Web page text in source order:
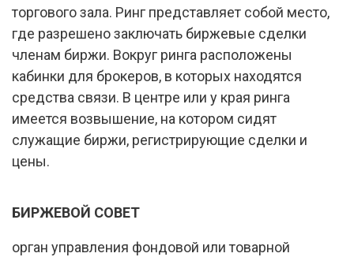
торгового зала. Ринг представляет собой место,
где разрешено заключать биржевые сделки
членам биржи. Вокруг ринга расположены
кабинки для брокеров, в которых находятся
средства связи. В центре или у края ринга
имеется возвышение, на котором сидят
служащие биржи, регистрирующие сделки и
цены.
БИРЖЕВОЙ СОВЕТ
орган управления фондовой или товарной